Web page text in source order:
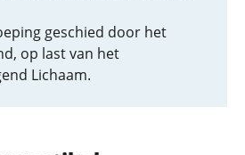
geschied door het
op last van het
Lichaam.